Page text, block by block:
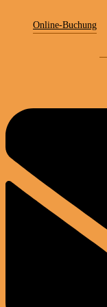
Online-Buchung